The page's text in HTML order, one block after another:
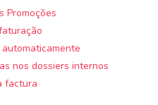
Promoções
nos dossiers internos
factura